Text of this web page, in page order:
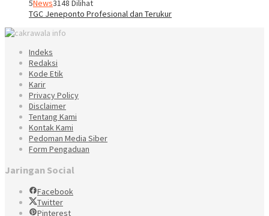
5News3148 Dilihat
TGC Jeneponto Profesional dan Terukur
Indeks
Redaksi
Kode Etik
Karir
Privacy Policy
Disclaimer
Tentang Kami
Kontak Kami
Pedoman Media Siber
Form Pengaduan
Jaringan Social
Facebook
Twitter
Pinterest